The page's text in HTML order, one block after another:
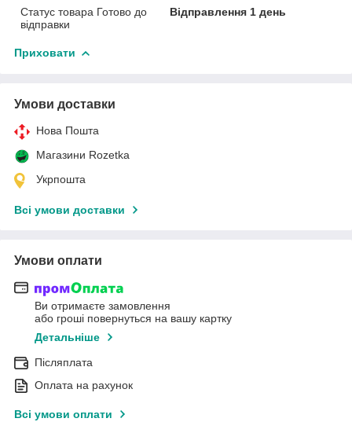
Статус товара Готово до
відправки
Відправлення 1 день
Приховати
Умови доставки
Нова Пошта
Магазини Rozetka
Укрпошта
Всі умови доставки
Умови оплати
Ви отримаєте замовлення
або гроші повернуться на вашу картку
Детальніше
Післяплата
Оплата на рахунок
Всі умови оплати